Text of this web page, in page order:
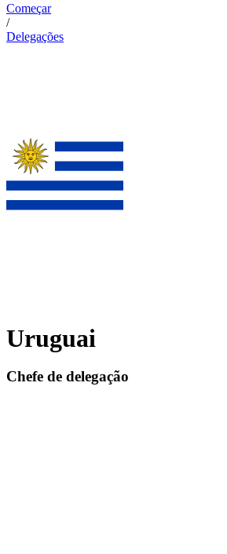
Começar
/
Delegações
Uruguai
Chefe de delegação